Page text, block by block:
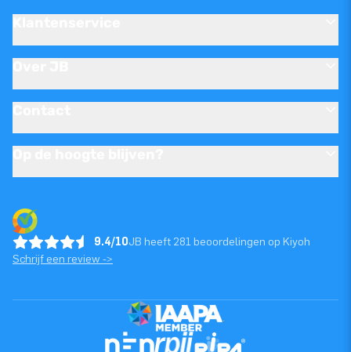
9.4/10JB heeft 281 beoordelingen op Kiyoh
Schrijf een review ->